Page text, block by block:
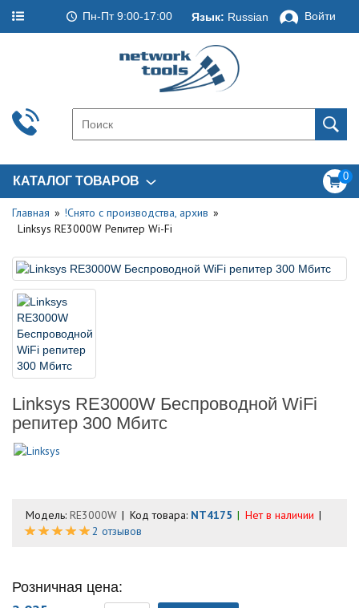
Пн-Пт 9:00-17:00 Язык: Russian Войти
КАТАЛОГ ТОВАРОВ 0
Главная
!Снято с производства, архив
Linksys RE3000W Репитер Wi-Fi
Linksys RE3000W Беспроводной WiFi
репитер 300 Мбитс
Модель: RE3000W Код товара: NT4175
Нет в наличии
2 отзывов
Розничная цена: